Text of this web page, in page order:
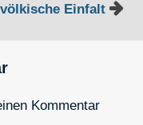
Einfalt
Kommentar